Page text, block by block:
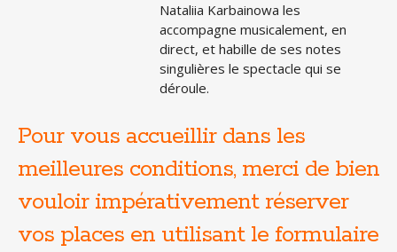
Nataliia Karbainowa les
accompagne musicalement, en
direct, et habille de ses notes
singulières le spectacle qui se
déroule.
Pour vous accueillir dans les
meilleures conditions, merci de bien
vouloir impérativement réserver
vos places en utilisant le formulaire